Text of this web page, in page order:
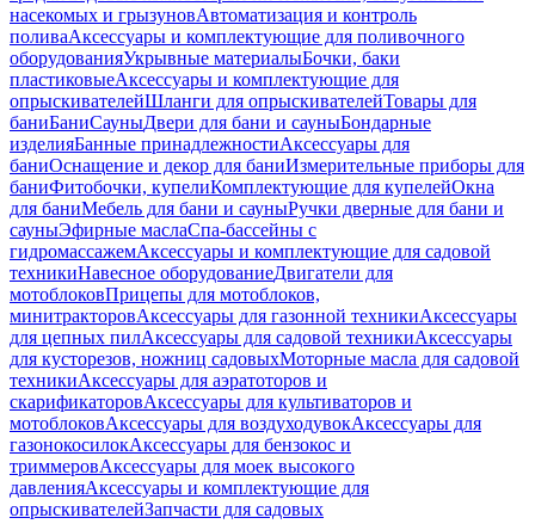
насекомых и грызуновАвтоматизация и контроль
поливаАксессуары и комплектующие для поливочного
оборудованияУкрывные материалыБочки, баки
пластиковыеАксессуары и комплектующие для
опрыскивателейШланги для опрыскивателейТовары для
баниБаниСауныДвери для бани и сауныБондарные
изделияБанные принадлежностиАксессуары для
баниОснащение и декор для баниИзмерительные приборы для
баниФитобочки, купелиКомплектующие для купелейОкна
для баниМебель для бани и сауныРучки дверные для бани и
сауныЭфирные маслаСпа-бассейны с
гидромассажемАксессуары и комплектующие для садовой
техникиНавесное оборудованиеДвигатели для
мотоблоковПрицепы для мотоблоков,
минитракторовАксессуары для газонной техникиАксессуары
для цепных пилАксессуары для садовой техникиАксессуары
для кусторезов, ножниц садовыхМоторные масла для садовой
техникиАксессуары для аэратоторов и
скарификаторовАксессуары для культиваторов и
мотоблоковАксессуары для воздуходувокАксессуары для
газонокосилокАксессуары для бензокос и
триммеровАксессуары для моек высокого
давленияАксессуары и комплектующие для
опрыскивателейЗапчасти для садовых